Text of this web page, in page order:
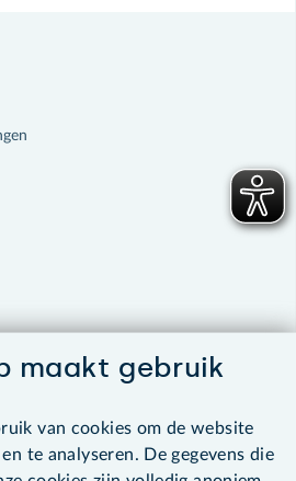
maakt gebruik
van cookies om de website
te analyseren. De gegevens die